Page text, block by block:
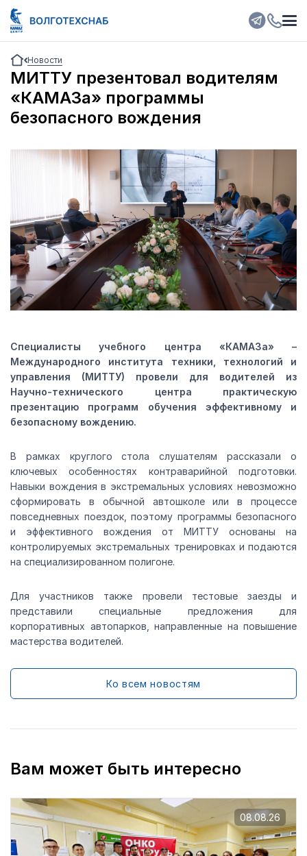
Новости
МИТТУ презентовал водителям
«КАМАЗа» программы
безопасного вождения
Специалисты учебного центра «КАМАЗа» –
Международного института техники, технологий и
управления (МИТТУ) провели для водителей из
Научно-технического центра практическую
презентацию программ обучения эффективному и
безопасному вождению.
В рамках круглого стола слушателям рассказали о
ключевых особенностях контраварийной подготовки.
Навыки вождения в экстремальных условиях невозможно
сформировать в обычной автошколе или в процессе
повседневных поездок, поэтому программы безопасного
и эффективного вождения от МИТТУ основаны на
контролируемых экстремальных тренировках и подаются
на специализированном полигоне.
Для участников также провели тестовые заезды и
представили специальные предложения для
корпоративных автопарков, направленные на повышение
мастерства водителей.
Ко всем новостям
Вам может быть интересно
08.08.26